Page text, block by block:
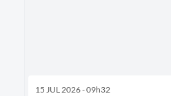
15 JUL 2026 - 09h32